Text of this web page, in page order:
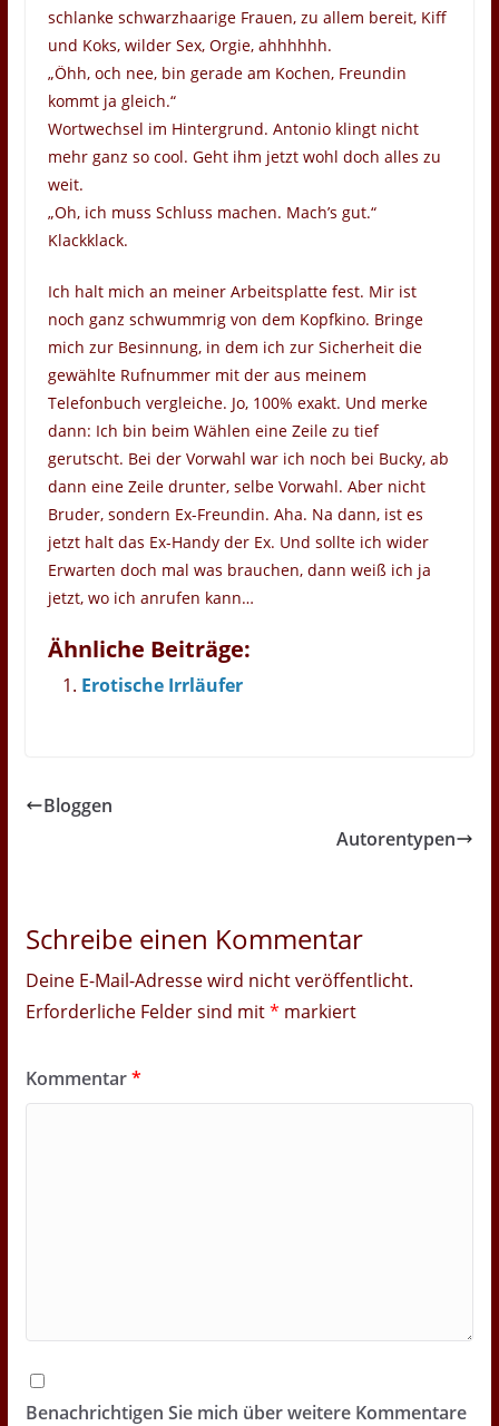
schlanke schwarzhaarige Frauen, zu allem bereit, Kiff
und Koks, wilder Sex, Orgie, ahhhhhh.
„Öhh, och nee, bin gerade am Kochen, Freundin
kommt ja gleich.“
Wortwechsel im Hintergrund. Antonio klingt nicht
mehr ganz so cool. Geht ihm jetzt wohl doch alles zu
weit.
„Oh, ich muss Schluss machen. Mach’s gut.“
Klackklack.
Ich halt mich an meiner Arbeitsplatte fest. Mir ist
noch ganz schwummrig von dem Kopfkino. Bringe
mich zur Besinnung, in dem ich zur Sicherheit die
gewählte Rufnummer mit der aus meinem
Telefonbuch vergleiche. Jo, 100% exakt. Und merke
dann: Ich bin beim Wählen eine Zeile zu tief
gerutscht. Bei der Vorwahl war ich noch bei Bucky, ab
dann eine Zeile drunter, selbe Vorwahl. Aber nicht
Bruder, sondern Ex-Freundin. Aha. Na dann, ist es
jetzt halt das Ex-Handy der Ex. Und sollte ich wider
Erwarten doch mal was brauchen, dann weiß ich ja
jetzt, wo ich anrufen kann…
Ähnliche Beiträge:
Erotische Irrläufer
Bloggen
Autorentypen
Schreibe einen Kommentar
Deine E-Mail-Adresse wird nicht veröffentlicht.
Erforderliche Felder sind mit* markiert
Kommentar*
Benachrichtigen Sie mich über weitere Kommentare